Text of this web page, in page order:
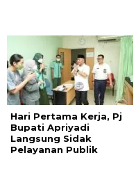
Hari Pertama Kerja, Pj
Bupati Apriyadi
Langsung Sidak
Pelayanan Publik